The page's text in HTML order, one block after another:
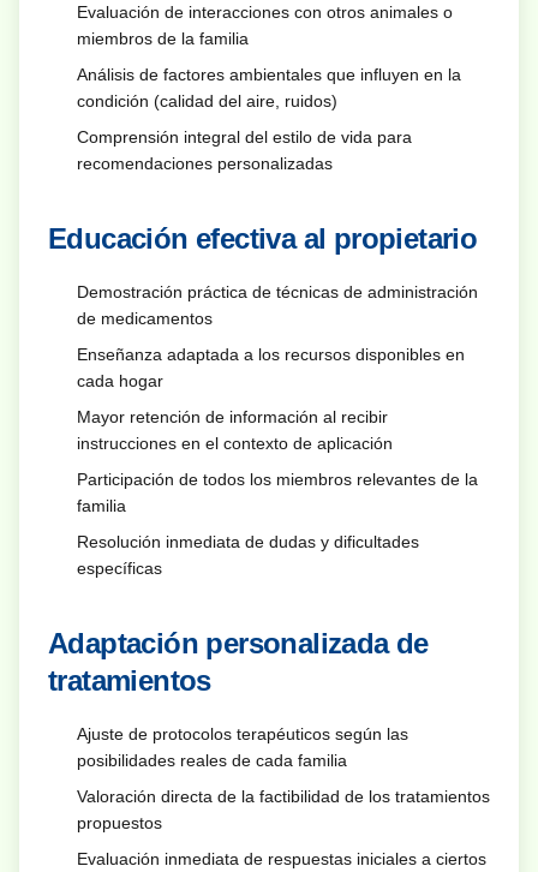
Evaluación de interacciones con otros animales o
miembros de la familia
Análisis de factores ambientales que influyen en la
condición (calidad del aire, ruidos)
Comprensión integral del estilo de vida para
recomendaciones personalizadas
Educación efectiva al propietario
Demostración práctica de técnicas de administración
de medicamentos
Enseñanza adaptada a los recursos disponibles en
cada hogar
Mayor retención de información al recibir
instrucciones en el contexto de aplicación
Participación de todos los miembros relevantes de la
familia
Resolución inmediata de dudas y dificultades
específicas
Adaptación personalizada de
tratamientos
Ajuste de protocolos terapéuticos según las
posibilidades reales de cada familia
Valoración directa de la factibilidad de los tratamientos
propuestos
Evaluación inmediata de respuestas iniciales a ciertos